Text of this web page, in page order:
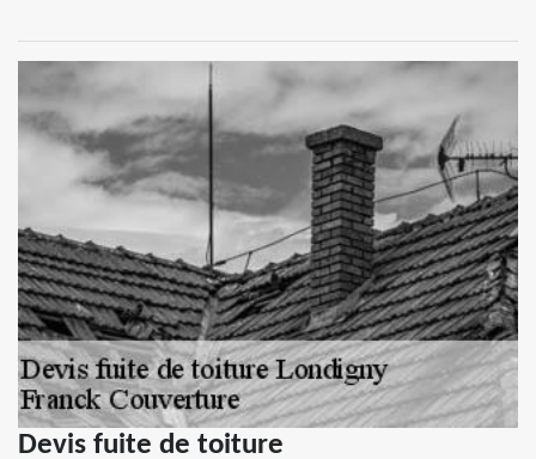
Devis fuite de toiture